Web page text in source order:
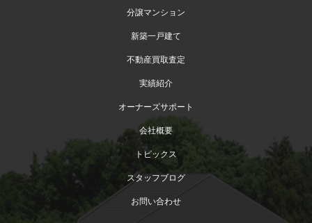
分譲マンション
新築一戸建て
不動産買取査定
実績紹介
オーナーズサポート
会社概要
トピックス
スタッフブログ
お問い合わせ